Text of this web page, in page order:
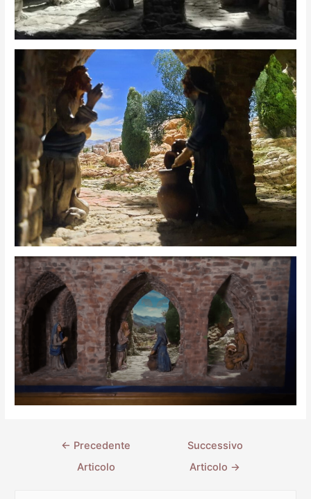
← Precedente
Articolo
Successivo
Articolo →